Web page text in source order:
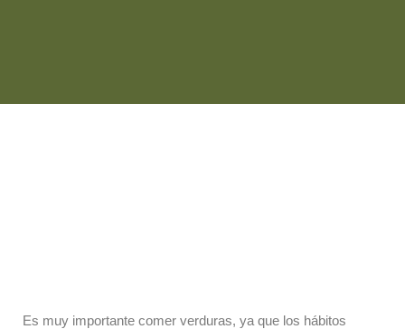
Es muy importante comer verduras, ya que los hábitos